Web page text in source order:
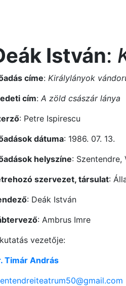
István:
címe: Királylányok
cím: A zöld császár lánya
: Petre Ispirescu
dátuma: 1986. 07. 13.
helyszíne: Szentendre,
szervezet, társulat:
: Deák István
: Ambrus Imre
vezetője:
Timár András